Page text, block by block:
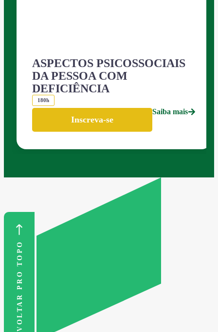
ASPECTOS PSICOSSOCIAIS
DA PESSOA COM
DEFICIÊNCIA
180h
Inscreva-se
Saiba mais
VOLTAR PRO TOPO